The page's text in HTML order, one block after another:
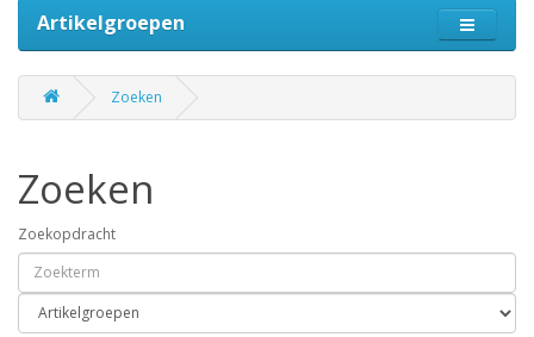
Artikelgroepen
Zoeken
Zoeken
Zoekopdracht